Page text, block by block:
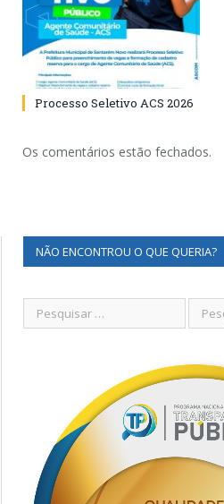
Processo Seletivo ACS 2026
Os comentários estão fechados.
NÃO ENCONTROU O QUE QUERIA?